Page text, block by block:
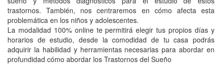
trastornos. También, nos centraremos en cómo afecta esta
problemática en los niños y adolescentes.
La modalidad 100% online te permitirá elegir tus propios días y
horarios de estudio, desde la comodidad de tu casa podrás
adquirir la habilidad y herramientas necesarias para abordar en
profundidad cómo abordar los Trastornos del Sueño